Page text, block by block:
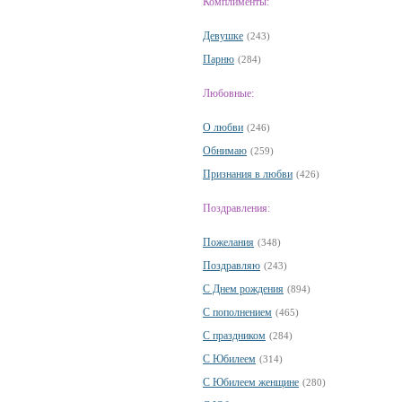
Девушке (243)
Парню (284)
Любовные:
О любви (246)
Обнимаю (259)
Признания в любви (426)
Поздравления:
Пожелания (348)
Поздравляю (243)
С Днем рождения (894)
С пополнением (465)
С праздником (284)
С Юбилеем (314)
С Юбилеем женщине (280)